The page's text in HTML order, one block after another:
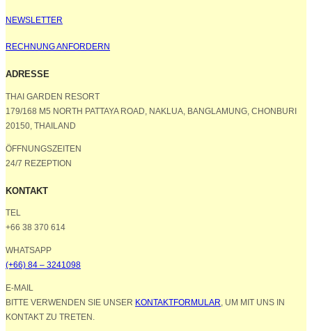
NEWSLETTER
RECHNUNG ANFORDERN
ADRESSE
THAI GARDEN RESORT
179/168 M5 NORTH PATTAYA ROAD, NAKLUA, BANGLAMUNG, CHONBURI
20150, THAILAND
ÖFFNUNGSZEITEN
24/7 REZEPTION
KONTAKT
TEL
+66 38 370 614
WHATSAPP
(+66) 84 – 3241098
E-MAIL
BITTE VERWENDEN SIE UNSER KONTAKTFORMULAR, UM MIT UNS IN
KONTAKT ZU TRETEN.